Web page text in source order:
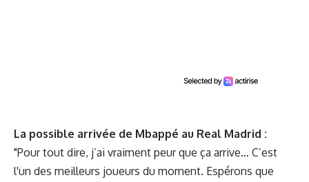
La possible arrivée de Mbappé au Real Madrid :
"Pour tout dire, j’ai vraiment peur que ça arrive… C’est
l'un des meilleurs joueurs du moment. Espérons que